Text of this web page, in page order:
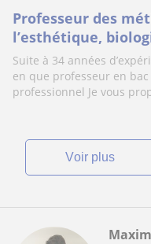
Professeur des
l’esthétique,
enseignement
l’entrepris…
Suite à 34 années
en que professeur en
professionnel Je vous
voir plus